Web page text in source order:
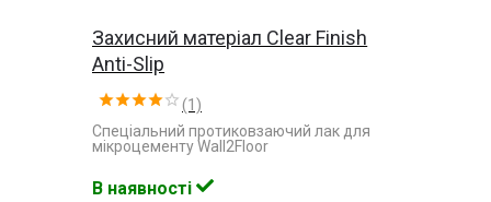
Захисний матеріал Clear Finish
Anti-Slip
(1)
Спеціальний протиковзаючий лак для
мікроцементу Wall2Floor
В наявності